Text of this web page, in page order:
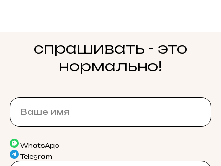
спрашивать - это
нормально!
WhatsApp
Telegram